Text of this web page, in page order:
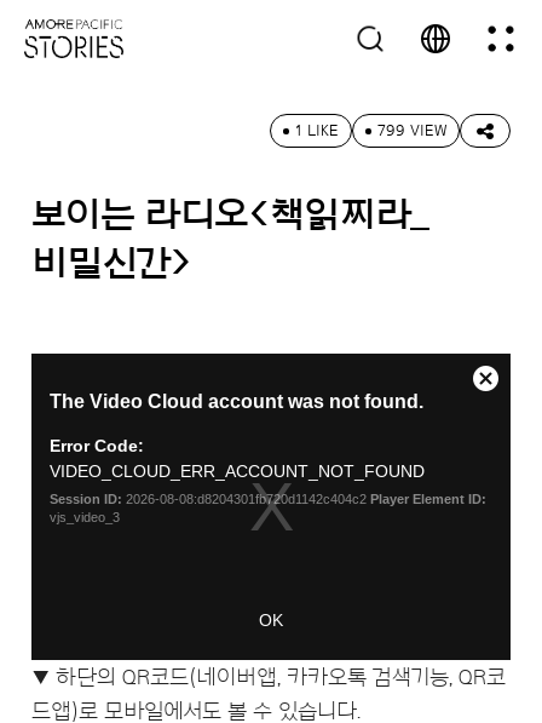
1 LIKE 799 VIEW
보이는 라디오<책읽찌라_
비밀신간>
▼ 하단의 QR코드(네이버앱, 카카오톡 검색기 능, QR코
드앱)로 모바일에서도 볼 수 있습니다.